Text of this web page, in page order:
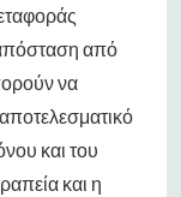
απόσταση από
να
και του
και η